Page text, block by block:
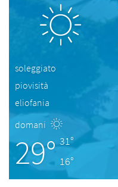
soleggiato
piovisità
eliofania
domani
29° 31°
16°